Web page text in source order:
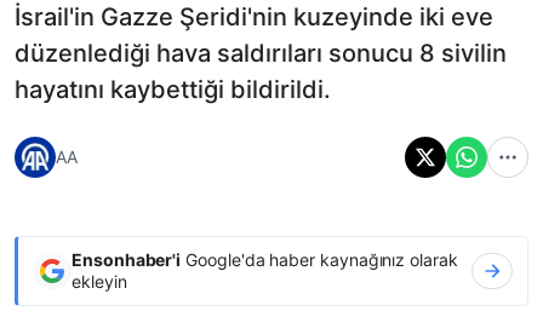
İsrail'in Gazze Şeridi'nin kuzeyinde iki eve
düzenlediği hava saldırıları sonucu 8 sivilin
hayatını kaybettiği bildirildi.
AA
Ensonhaber'i Google'da haber kaynağınız olarak
ekleyin